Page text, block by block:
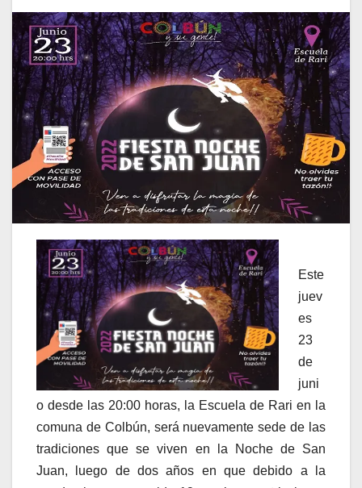
Este
juev
es
23
de
juni
o desde las 20:00 horas, la Escuela de Rari en la
comuna de Colbún, será nuevamente sede de las
tradiciones que se viven en la Noche de San
Juan, luego de dos años en que debido a la